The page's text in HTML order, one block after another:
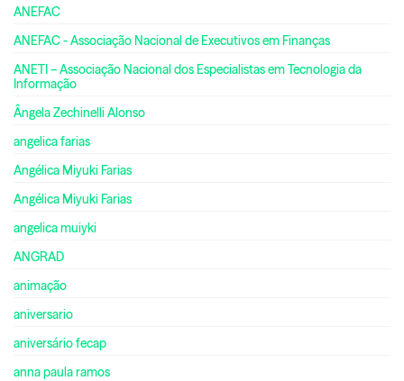
ANEFAC
ANEFAC - Associação Nacional de Executivos em Finanças
ANETI – Associação Nacional dos Especialistas em Tecnologia da
Informação
Ângela Zechinelli Alonso
angelica farias
Angélica Miyuki Farias
Angélica Miyuki Farias
angelica muiyki
ANGRAD
animação
aniversario
aniversário fecap
anna paula ramos